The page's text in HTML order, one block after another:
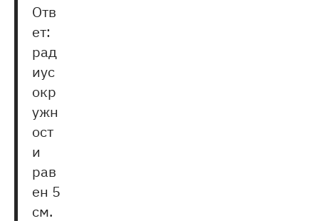
Отв
ет:
рад
иус
окр
ужн
ост
и
рав
ен 5
см.